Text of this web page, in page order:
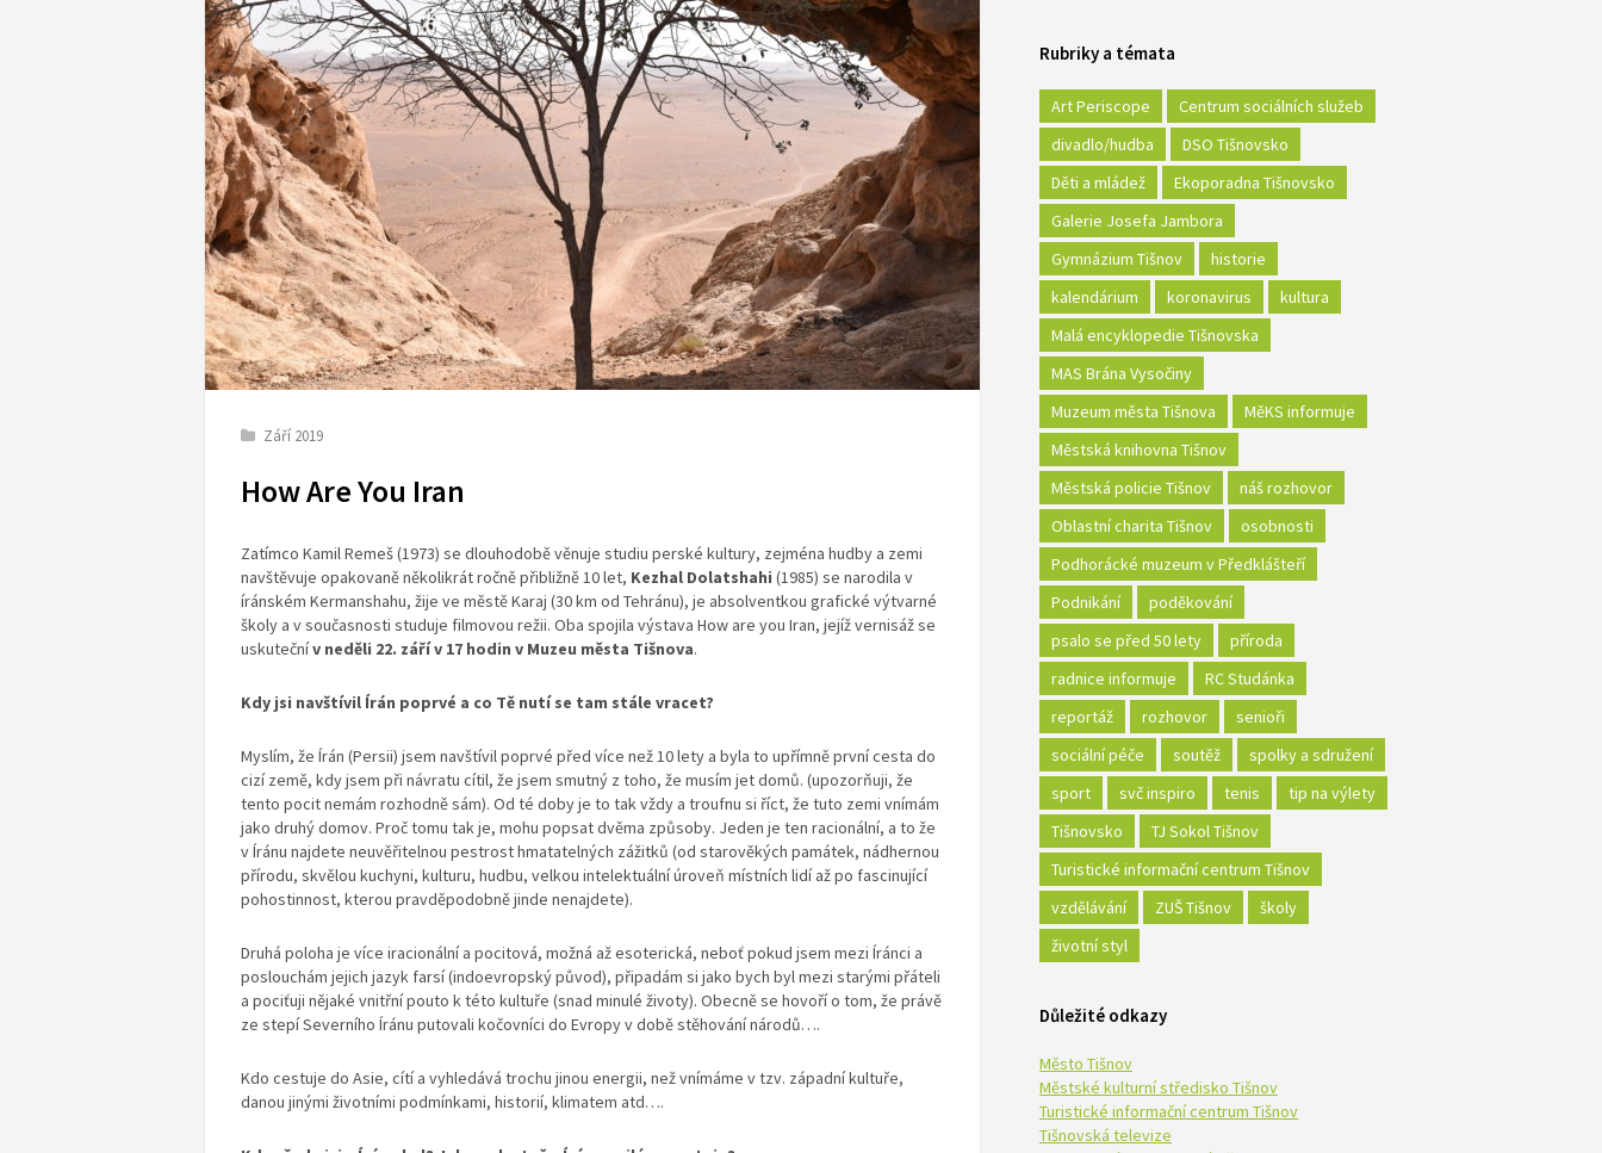
Září 2019
How Are You Iran
Zatímco Kamil Remeš (1973) se dlouhodobě věnuje studiu perské kultury, zejména hudby a zemi
navštěvuje opakovaně několikrát ročně přibližně 10 let, Kezhal Dolatshahi (1985) se narodila v
íránském Kermanshahu, žije ve městě Karaj (30 km od Tehránu), je absolventkou grafické výtvarné
školy a v současnosti studuje filmovou režii. Oba spojila výstava How are you Iran, jejíž vernisáž se
uskutečnív neděli 22. září v 17 hodin v Muzeu města Tišnova.
Kdy jsi navštívil Írán poprvé a co Tě nutí se tam stále vracet?
Myslím, že Írán (Persii) jsem navštívil poprvé před více než 10 lety a byla to upřímně první cesta do
cizí země, kdy jsem při návratu cítil, že jsem smutný z toho, že musím jet domů. (upozorňuji, že
tento pocit nemám rozhodně sám). Od té doby je to tak vždy a troufnu si říct, že tuto zemi vnímám
jako druhý domov. Proč tomu tak je, mohu popsat dvěma způsoby. Jeden je ten racionální, a to že
v Íránu najdete neuvěřitelnou pestrost hmatatelných zážitků (od starověkých památek, nádhernou
přírodu, skvělou kuchyni, kulturu, hudbu, velkou intelektuální úroveň místních lidí až po fascinující
pohostinnost, kterou pravděpodobně jinde nenajdete).
Druhá poloha je více iracionální a pocitová, možná až esoterická, neboť pokud jsem mezi Íránci a
poslouchám jejich jazyk farsí (indoevropský původ), připadám si jako bych byl mezi starými přáteli
a pociťuji nějaké vnitřní pouto k této kultuře (snad minulé životy). Obecně se hovoří o tom, že právě
ze stepí Severního Íránu putovali kočovníci do Evropy v době stěhování národů….
Kdo cestuje do Asie, cítí a vyhledává trochu jinou energii, než vnímáme v tzv. západní kultuře,
danou jinými životními podmínkami, historií, klimatem atd….
Rubriky a témata
Art Periscope
Centrum sociálních služeb
divadlo/hudba
DSO Tišnovsko
Děti a mládež
Ekoporadna Tišnovsko
Galerie Josefa Jambora
Gymnázium Tišnov
historie
kalendárium
koronavirus
kultura
Malá encyklopedie Tišnovska
MAS Brána Vysočiny
Muzeum města Tišnova
MěKS informuje
Městská knihovna Tišnov
Městská policie Tišnov
náš rozhovor
Oblastní charita Tišnov
osobnosti
Podhorácké muzeum v Předklášteří
Podnikání
poděkování
psalo se před 50 lety
příroda
radnice informuje
RC Studánka
reportáž
rozhovor
senioři
sociální péče
soutěž
spolky a sdružení
sport
svč inspiro tenis
tip na výlety
Tišnovsko
TJ Sokol Tišnov
Turistické informační centrum Tišnov
vzdělávání
ZUŠ Tišnov
školy
životní styl
Důležité odkazy
Město Tišnov
Městské kulturní středisko Tišnov
Turistické informační centrum Tišnov
Tišnovská televize